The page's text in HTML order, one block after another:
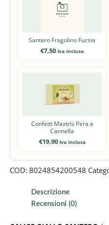
Santero Fragolino Fucsia
€7,50 Iva inclusa
Confetti Maxtris Pera e
Cannella
€19,90 Iva inclusa
COD: 8024854200548
Descrizione
Recensioni (0)